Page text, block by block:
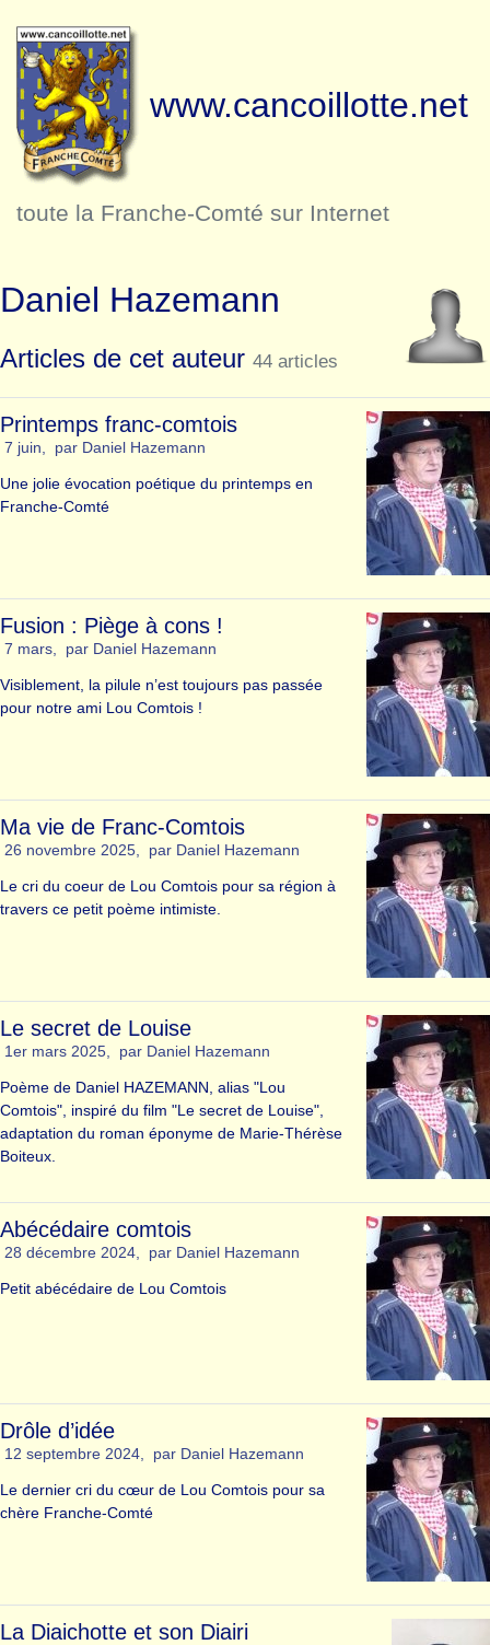
www.cancoillotte.net
toute la Franche-Comté sur Internet
Daniel Hazemann
Articles de cet auteur 44 articles
Printemps franc-comtois
7 juin, par Daniel Hazemann
Une jolie évocation poétique du printemps en
Franche-Comté
Fusion : Piège à cons !
7 mars par Daniel Hazemann
Visiblement, la pilule n’est toujours pas passée
pour notre ami Lou Comtois !
Ma vie de Franc-Comtois
26 novembre 2025 par Daniel Hazemann
Le cri du coeur de Lou Comtois pour sa région à
travers ce petit poème intimiste.
Le secret de Louise
1er mars 2025 par Daniel Hazemann
Poème de Daniel HAZEMANN, alias "Lou
Comtois", inspiré du film "Le secret de Louise",
adaptation du roman éponyme de Marie-Thérèse
Boiteux.
Abécédaire comtois
28 décembre 2024 par Daniel Hazemann
Petit abécédaire de Lou Comtois
Drôle d’idée
12 septembre 2024 par Daniel Hazemann
Le dernier cri du cœur de Lou Comtois pour sa
chère Franche-Comté
La Diaichotte et son Diairi